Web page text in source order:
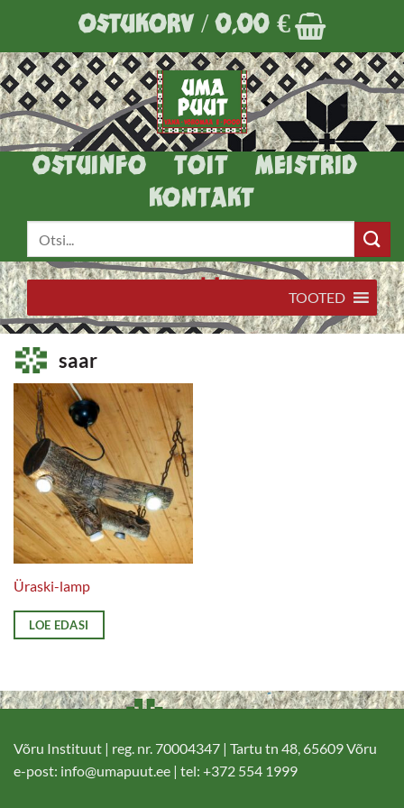
content
OSTUKORV /0,00 €
OSTUINFO TOIT
MEISTRID
KONTAKT
TOOTED
saar
Üraski-lamp
LOE EDASI
Võru Instituut | reg. nr. 70004347 | Tartu tn 48, 65609 Võru
e-post: info@umapuut.ee | tel: +372 554 1999